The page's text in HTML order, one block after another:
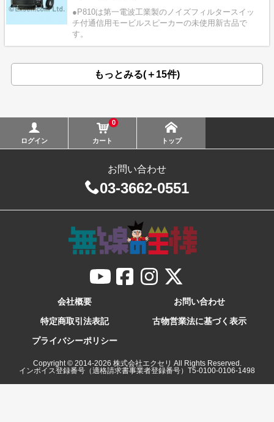
●P810は第一電波工業製のノイズフィルタースイッ
チ付通信用モービルスピーカーの未使用新古品で
す。
もっとみる(＋15件)
ログイン
0
カート トップ
お問い合わせ
03-3662-0551
会社概要
お問い合わせ
特定商取引法表記
古物営業法に基づく表示
プライバシーポリシー
Copyright © 2014-2026 株式会社エクセリ All Rights Reserved.
インボイス登録番号（適格請求書事業者登録番号）T5-0100-0106-1498